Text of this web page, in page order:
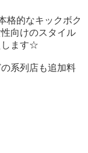
格的なキックボク
向けのスタイル
します☆
系列店も追加料